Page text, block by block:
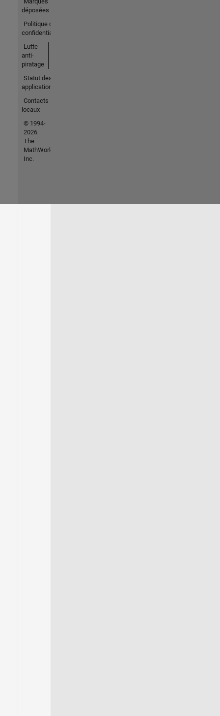
déposées
Politique de
confidentialité
Lutte
anti-
piratage
Statut des
applications
Contacts
locaux
© 1994-
2026
The
MathWorks,
Inc.